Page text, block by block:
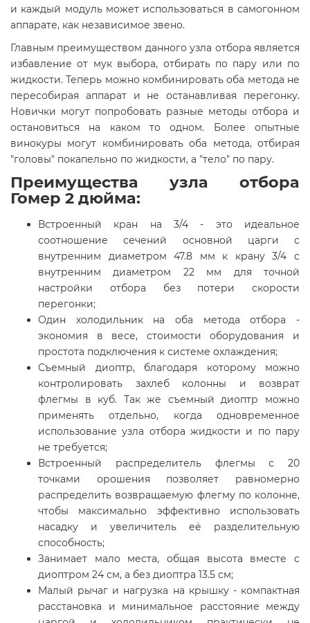
и каждый модуль может использоваться в самогонном
аппарате, как независимое звено.
Главным преимуществом данного узла отбора является
избавление от мук выбора, отбирать по пару или по
жидкости. Теперь можно комбинировать оба метода не
пересобирая аппарат и не останавливая перегонку.
Новички могут попробовать разные методы отбора и
остановиться на каком то одном. Более опытные
винокуры могут комбинировать оба метода, отбирая
"головы" покапельно по жидкости, а "тело" по пару.
Преимущества узла отбора
Гомер 2 дюйма:
Встроенный кран на 3/4 - это идеальное
соотношение сечений основной царги с
внутренним диаметром 47.8 мм к крану 3/4 с
внутренним диаметром 22 мм для точной
настройки отбора без потери скорости
перегонки;
Один холодильник на оба метода отбора -
экономия в весе, стоимости оборудования и
простота подключения к системе охлаждения;
Съемный диоптр, благодаря которому можно
контролировать захлеб колонны и возврат
флегмы в куб. Так же съемный диоптр можно
применять отдельно, когда одновременное
использование узла отбора жидкости и по пару
не требуется;
Встроенный распределитель флегмы с 20
точками орошения позволяет равномерно
распределить возвращаемую флегму по колонне,
чтобы максимально эффективно использовать
насадку и увеличитель её разделительную
способность;
Занимает мало места, общая высота вместе с
диоптром 24 см, а без диоптра 13.5 см;
Малый рычаг и нагрузка на крышку - компактная
расстановка и минимальное расстояние между